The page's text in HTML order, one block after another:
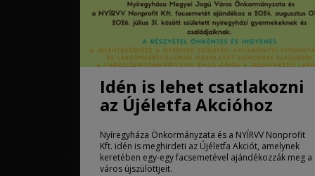
Idén is lehet csatlakozni
az Újéletfa Akcióhoz
Nyíregyháza Önkormányzata és a NYÍRVV Nonprofit
Kft. idén is meghirdeti az Újéletfa Akciót, amelynek
keretében egy-egy facsemetével ajándékozzák meg a
város újszülöttjeit.